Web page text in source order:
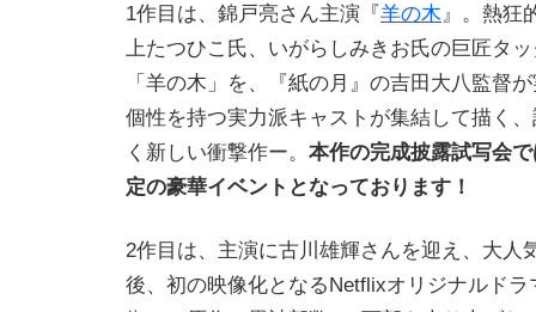
1作目は、錦戸亮さん主演『羊の木』。熱狂
上たつひこ氏、いがらしみきお氏の巨匠タ
「羊の木」を、『紙の月』の吉田大八監督
個性を持つ実力派キャストが集結して描く
く新しい衝撃作ー。 本作の完成披露試写会
定の豪華イベントとなっております！
2作目は、主演に古川雄輝さんを迎え、大人
後、初の映像化となるNetflixオリジナルドラ